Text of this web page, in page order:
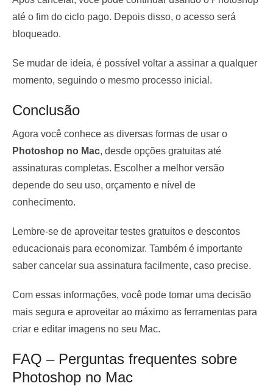
até o fim do ciclo pago. Depois disso, o acesso será
bloqueado.
Se mudar de ideia, é possível voltar a assinar a qualquer
momento, seguindo o mesmo processo inicial.
Conclusão
Agora você conhece as diversas formas de usar o
Photoshop no Mac, desde opções gratuitas até
assinaturas completas. Escolher a melhor versão
depende do seu uso, orçamento e nível de
conhecimento.
Lembre-se de aproveitar testes gratuitos e descontos
educacionais para economizar. Também é importante
saber cancelar sua assinatura facilmente, caso precise.
Com essas informações, você pode tomar uma decisão
mais segura e aproveitar ao máximo as ferramentas para
criar e editar imagens no seu Mac.
FAQ – Perguntas frequentes sobre
Photoshop no Mac